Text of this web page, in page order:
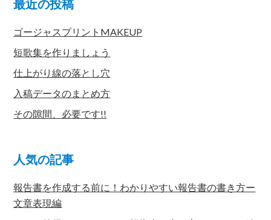
最近の投稿
ゴージャスプリントMAKEUP
短歌集を作りましょう
仕上がり線の落とし穴
入稿データのまとめ方
その隙間、必要です!!
人気の記事
報告書を作成する前に！わかりやすい報告書の書き方ー
文章表現編